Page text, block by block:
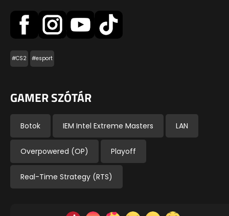
#CS2 #esport
GAMER SZÓTÁR
Botok IEM Intel Extreme Masters LAN
Overpowered (OP) Playoff
Real-Time Strategy (RTS)